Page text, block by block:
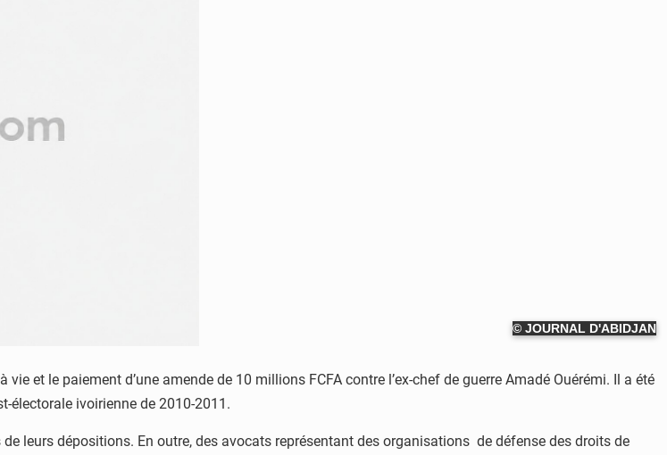
© JOURNAL D'ABIDJAN
et le paiement d’une amende de 10 millions FCFA contre l’ex-chef de guerre Amadé Ouérémi. Il a été
électorale ivoirienne de 2010-2011.
leurs dépositions. En outre, des avocats représentant des organisations de défense des droits de